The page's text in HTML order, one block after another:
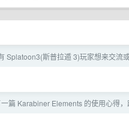
Splatoon3(斯普拉遁 3)玩家想来交流
一篇 Karabiner Elements 的使用心得